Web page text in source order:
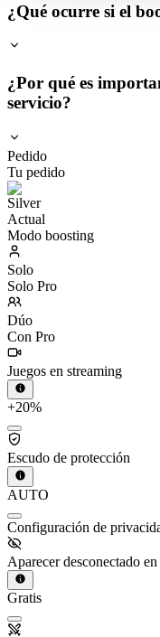
¿Qué ocurre si el
¿Por qué es
servicio?
Pedido
Tu pedido
Actual
Modo boosting
Solo
Solo Pro
Dúo
Con Pro
Juegos en streaming
+20%
Escudo de protección
AUTO
Configuración de
Aparecer desconectado
Gratis